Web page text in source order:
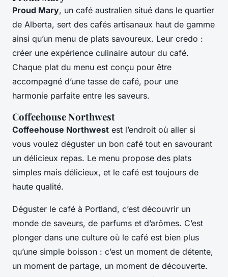
Proud Mary, un café australien situé dans le quartier
de Alberta, sert des cafés artisanaux haut de gamme
ainsi qu’un menu de plats savoureux. Leur credo :
créer une expérience culinaire autour du café.
Chaque plat du menu est conçu pour être
accompagné d’une tasse de café, pour une
harmonie parfaite entre les saveurs.
Coffeehouse Northwest
Coffeehouse Northwest est l’endroit où aller si
vous voulez déguster un bon café tout en savourant
un délicieux repas. Le menu propose des plats
simples mais délicieux, et le café est toujours de
haute qualité.
Déguster le café à Portland, c’est découvrir un
monde de saveurs, de parfums et d’arômes. C’est
plonger dans une culture où le café est bien plus
qu’une simple boisson : c’est un moment de détente,
un moment de partage, un moment de découverte.